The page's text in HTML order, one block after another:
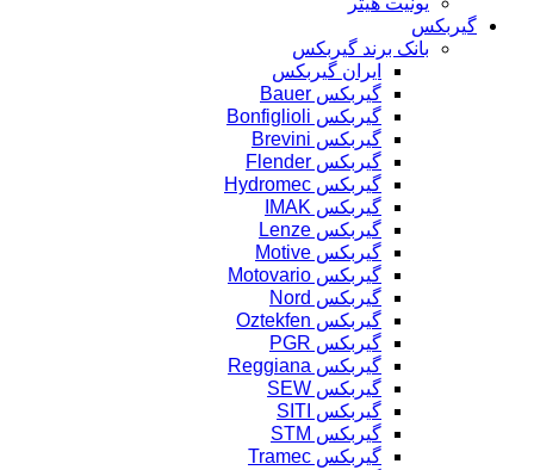
گیربکس
بانک برند گیربکس
ایران گیربکس
گیربکس Bauer
گیربکس Bonfiglioli
گیربکس Brevini
گیربکس Flender
گیربکس Hydromec
گیربکس IMAK
گیربکس Lenze
گیربکس Motive
گیربکس Motovario
گیربکس Nord
گیربکس Oztekfen
گیربکس PGR
گیربکس Reggiana
گیربکس SEW
گیربکس SITI
گیربکس STM
گیربکس Tramec